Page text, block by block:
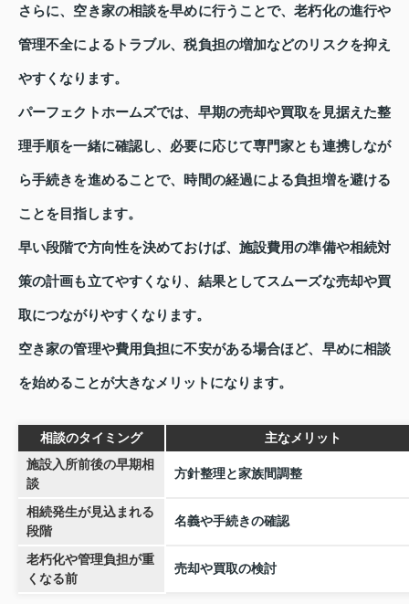
さらに、空き家の相談を早めに行うことで、老朽化の進行や
管理不全によるトラブル、税負担の増加などのリスクを抑え
やすくなります。
パーフェクトホームズでは、早期の売却や買取を見据えた整
理手順を一緒に確認し、必要に応じて専門家とも連携しなが
ら手続きを進めることで、時間の経過による負担増を避ける
ことを目指します。
早い段階で方向性を決めておけば、施設費用の準備や相続対
策の計画も立てやすくなり、結果としてスムーズな売却や買
取につながりやすくなります。
空き家の管理や費用負担に不安がある場合ほど、早めに相談
を始めることが大きなメリットになります。
相談のタイミング
主なメリット
施設入所前後の早期相
談
方針整理と家族間調整
相続発生が見込まれる
段階
名義や手続きの確認
老朽化や管理負担が重
くなる前
売却や買取の検討